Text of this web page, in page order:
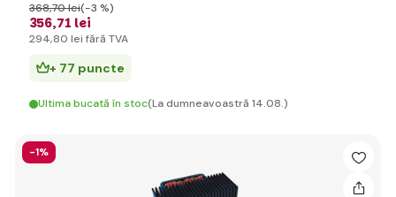
356,71 lei
368,70 lei(-3 %)
294,80 lei fără TVA
+ 77 puncte
Ultima bucată în stoc(La dumneavoastră 14.08.)
-1%